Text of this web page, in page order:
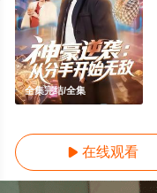
全集完结/全集
 在线观看